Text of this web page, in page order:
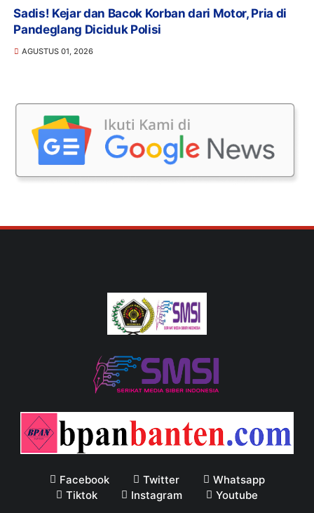
Sadis! Kejar dan Bacok Korban dari Motor, Pria di
Pandeglang Diciduk Polisi
AGUSTUS 01, 2026
Facebook Twitter
Whatsapp
Tiktok
Instagram Youtube